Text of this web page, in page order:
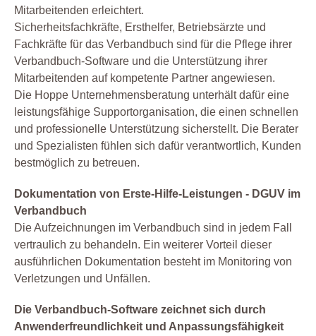
Mitarbeitenden erleichtert.
Sicherheitsfachkräfte, Ersthelfer, Betriebsärzte und
Fachkräfte für das Verbandbuch sind für die Pflege ihrer
Verbandbuch-Software und die Unterstützung ihrer
Mitarbeitenden auf kompetente Partner angewiesen.
Die Hoppe Unternehmensberatung unterhält dafür eine
leistungsfähige Supportorganisation, die einen schnellen
und professionelle Unterstützung sicherstellt. Die Berater
und Spezialisten fühlen sich dafür verantwortlich, Kunden
bestmöglich zu betreuen.
Dokumentation von Erste-Hilfe-Leistungen - DGUV im
Verbandbuch
Die Aufzeichnungen im Verbandbuch sind in jedem Fall
vertraulich zu behandeln. Ein weiterer Vorteil dieser
ausführlichen Dokumentation besteht im Monitoring von
Verletzungen und Unfällen.
Die Verbandbuch-Software zeichnet sich durch
Anwenderfreundlichkeit und Anpassungsfähigkeit